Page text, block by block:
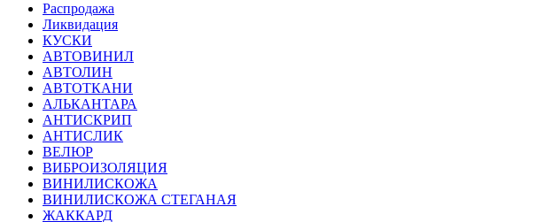
Распродажа
Ликвидация
КУСКИ
АВТОВИНИЛ
АВТОЛИН
АВТОТКАНИ
АЛЬКАНТАРА
АНТИСКРИП
АНТИСЛИК
ВЕЛЮР
ВИБРОИЗОЛЯЦИЯ
ВИНИЛИСКОЖА
ВИНИЛИСКОЖА СТЕГАНАЯ
ЖАККАРД